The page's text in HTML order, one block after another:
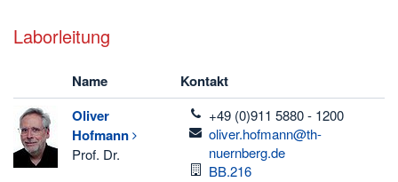
Laborleitung
Name
Kontakt
Oliver
Hofmann
Prof. Dr.
telefon
+49 (0)911 5880 - 1200
email
oliver.hofmann@th-
nuernberg.de
Raum
BB.216